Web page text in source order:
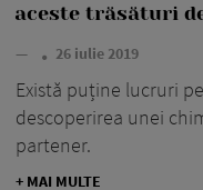
aceste trăsături
— 26 iulie 2019
Există puține lucruri
descoperirea unei
partener.
+ MAI MULTE